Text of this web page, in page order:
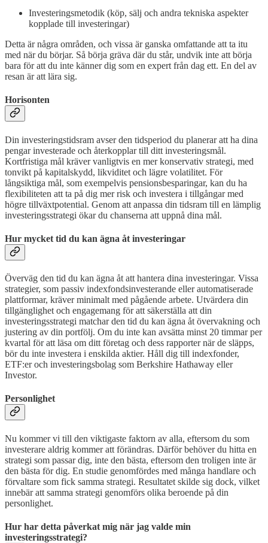
Investeringsmetodik (köp, sälj och andra tekniska aspekter
kopplade till investeringar)
Detta är några områden, och vissa är ganska omfattande att ta itu
med när du börjar. Så börja gräva där du står, undvik inte att börja
bara för att du inte känner dig som en expert från dag ett. En del av
resan är att lära sig.
Horisonten
Din investeringstidsram avser den tidsperiod du planerar att ha dina
pengar investerade och återkopplar till ditt investeringsmål.
Kortfristiga mål kräver vanligtvis en mer konservativ strategi, med
tonvikt på kapitalskydd, likviditet och lägre volatilitet. För
långsiktiga mål, som exempelvis pensionsbesparingar, kan du ha
flexibiliteten att ta på dig mer risk och investera i tillgångar med
högre tillväxtpotential. Genom att anpassa din tidsram till en lämplig
investeringsstrategi ökar du chanserna att uppnå dina mål.
Hur mycket tid du kan ägna åt investeringar
Överväg den tid du kan ägna åt att hantera dina investeringar. Vissa
strategier, som passiv indexfondsinvesterande eller automatiserade
plattformar, kräver minimalt med pågående arbete. Utvärdera din
tillgänglighet och engagemang för att säkerställa att din
investeringsstrategi matchar den tid du kan ägna åt övervakning och
justering av din portfölj. Om du inte kan avsätta minst 20 timmar per
kvartal för att läsa om ditt företag och dess rapporter när de släpps,
bör du inte investera i enskilda aktier. Håll dig till indexfonder,
ETF:er och investeringsbolag som Berkshire Hathaway eller
Investor.
Personlighet
Nu kommer vi till den viktigaste faktorn av alla, eftersom du som
investerare aldrig kommer att förändras. Därför behöver du hitta en
strategi som passar dig, inte den bästa, eftersom den troligen inte är
den bästa för dig. En studie genomfördes med många handlare och
förvaltare som fick samma strategi. Resultatet skilde sig dock, vilket
innebär att samma strategi genomförs olika beroende på din
personlighet.
Hur har detta påverkat mig när jag valde min
investeringsstrategi?